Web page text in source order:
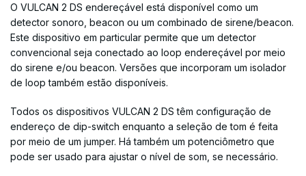
O VULCAN 2 DS endereçável está disponível como um
detector sonoro, beacon ou um combinado de sirene/beacon.
Este dispositivo em particular permite que um detector
convencional seja conectado ao loop endereçável por meio
do sirene e/ou beacon. Versões que incorporam um isolador
de loop também estão disponíveis.
Todos os dispositivos VULCAN 2 DS têm configuração de
endereço de dip-switch enquanto a seleção de tom é feita
por meio de um jumper. Há também um potenciômetro que
pode ser usado para ajustar o nível de som, se necessário.